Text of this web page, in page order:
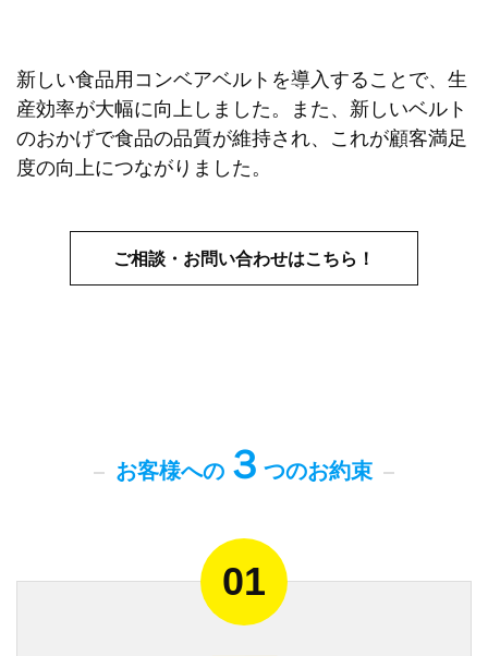
新しい食品用コンベアベルトを導入することで、生
産効率が大幅に向上しました。また、新しいベルト
のおかげで食品の品質が維持され、これが顧客満足
度の向上につながりました。
ご相談・お問い合わせはこちら！
お客様への ３ つのお約束